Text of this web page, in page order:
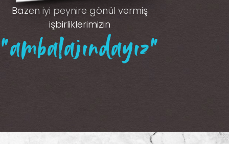
Bazen iyi peynire gönül vermiş
işbirliklerimizin
“ambalajındayız”